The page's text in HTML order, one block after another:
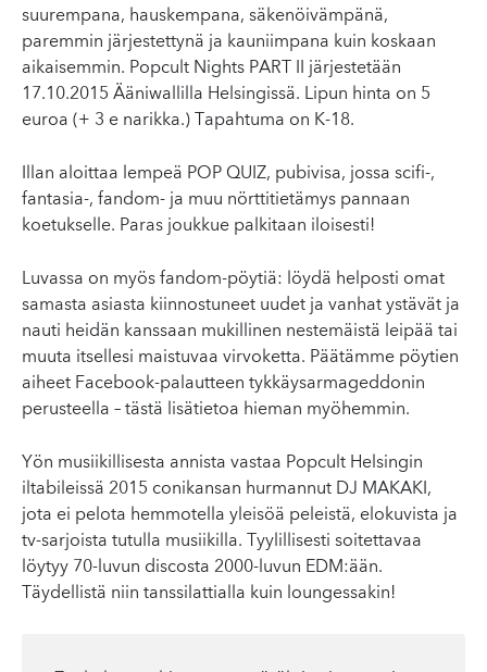
suurempana, hauskempana, säkenöivämpänä,
paremmin järjestettynä ja kauniimpana kuin koskaan
aikaisemmin. Popcult Nights PART II järjestetään
17.10.2015 Ääniwallilla Helsingissä. Lipun hinta on 5
euroa (+ 3 e narikka.) Tapahtuma on K-18.
Illan aloittaa lempeä POP QUIZ, pubivisa, jossa scifi-,
fantasia-, fandom- ja muu nörttitietämys pannaan
koetukselle. Paras joukkue palkitaan iloisesti!
Luvassa on myös fandom-pöytiä: löydä helposti omat
samasta asiasta kiinnostuneet uudet ja vanhat ystävät ja
nauti heidän kanssaan mukillinen nestemäistä leipää tai
muuta itsellesi maistuvaa virvoketta. Päätämme pöytien
aiheet Facebook-palautteen tykkäysarmageddonin
perusteella – tästä lisätietoa hieman myöhemmin.
Yön musiikillisesta annista vastaa Popcult Helsingin
iltabileissä 2015 conikansan hurmannut DJ MAKAKI,
jota ei pelota hemmotella yleisöä peleistä, elokuvista ja
tv-sarjoista tutulla musiikilla. Tyylillisesti soitettavaa
löytyy 70-luvun discosta 2000-luvun EDM:ään.
Täydellistä niin tanssilattialla kuin loungessakin!